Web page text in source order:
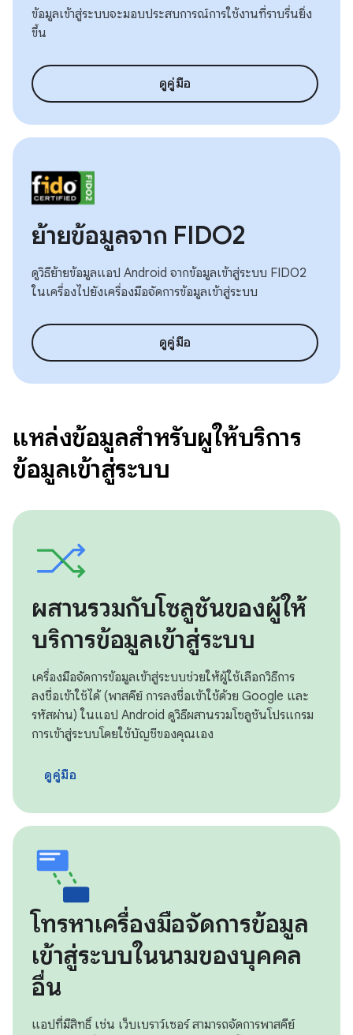
ข้อมูลเข้าสู่ระบบจะมอบประสบการณ์การใช้งานที่ราบรื่นยิ่ง
ขึ้น
ดูคู่มือ
ย้ายข้อมูลจาก FIDO2
ดูวิธีย้ายข้อมูลแอป Android จากข้อมูลเข้าสู่ระบบ FIDO2
ในเครื่องไปยังเครื่องมือจัดการข้อมูลเข้าสู่ระบบ
ดูคู่มือ
แหล่งข้อมูลสำหรับผู้ให้บริการ
ข้อมูลเข้าสู่ระบบ
ผสานรวมกับโซลูชันของผู้ให้
บริการข้อมูลเข้าสู่ระบบ
เครื่องมือจัดการข้อมูลเข้าสู่ระบบช่วยให้ผู้ใช้เลือกวิธีการ
ลงชื่อเข้าใช้ได้ (พาสคีย์ การลงชื่อเข้าใช้ด้วย Google และ
รหัสผ่าน) ในแอป Android ดูวิธีผสานรวมโซลูชันโปรแกรม
การเข้าสู่ระบบโดยใช้บัญชีของคุณเอง
ดูคู่มือ
โทรหาเครื่องมือจัดการข้อมูล
เข้าสู่ระบบในนามของบุคคล
อื่น
แอปที่มีสิทธิ์ เช่น เว็บเบราว์เซอร์ สามารถจัดการพาสคีย์